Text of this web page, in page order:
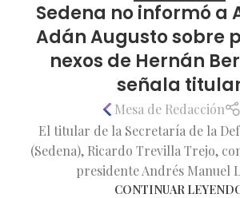
Sedena no informó a
Adán Augusto sobre
nexos de Hernán
señala
Mesa de Redacción
El titular de la Secretaría de la
(Sedena), Ricardo Trevilla Trejo,
presidente Andrés Manuel
CONTINUAR